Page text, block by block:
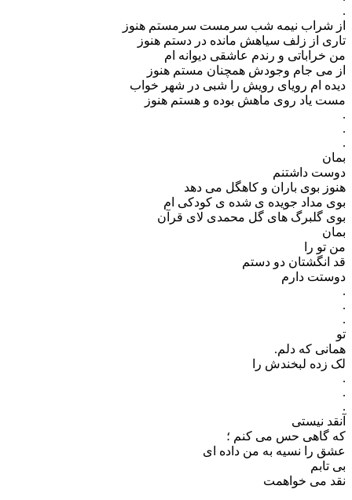
.
از شراب نیمه شب سرمست سرمستم هنوز
تاری از زلف سیاهش مانده در دستم هنوز
من خراباتی و رندم عاشقی دیوانه ام
از می جام وجودش همچنان مستم هنوز
دیده ام رویای رویش را شبی در شهر خواب
مست یاد روی ماهش بوده و هستم هنوز
.
.
.
بمان
دوست داشتنم
هنوز بوی باران و کاهگل می دهد
بوی مداد جویده ی شده ی کودکی ام
بوی گلبرگ های گل محمدی لای قرآن
بمان
من تو را
قد انگشتان دو دستم
دوستت دارم
.
.
.
تو
همانی که دلم.
لک زده لبخندش را‌
.
.
.
آنقد نیستی
که گاهی حس می کنم ؛
عشق را نسیه به من داده ای
بی تابم
نقد می خواهمت